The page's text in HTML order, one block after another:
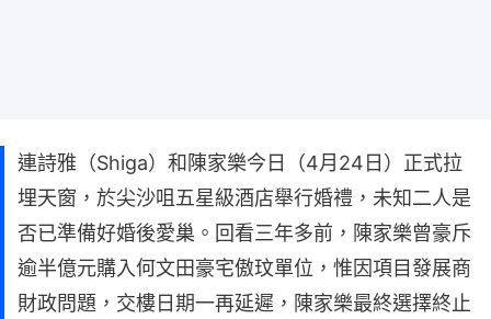
連詩雅（Shiga）和陳家樂今日（4月24日）正式拉
埋天窗，於尖沙咀五星級酒店舉行婚禮，未知二人是
否已準備好婚後愛巢。回看三年多前，陳家樂曾豪斥
逾半億元購入何文田豪宅傲玟單位，惟因項目發展商
財政問題，交樓日期一再延遲，陳家樂最終選擇終止